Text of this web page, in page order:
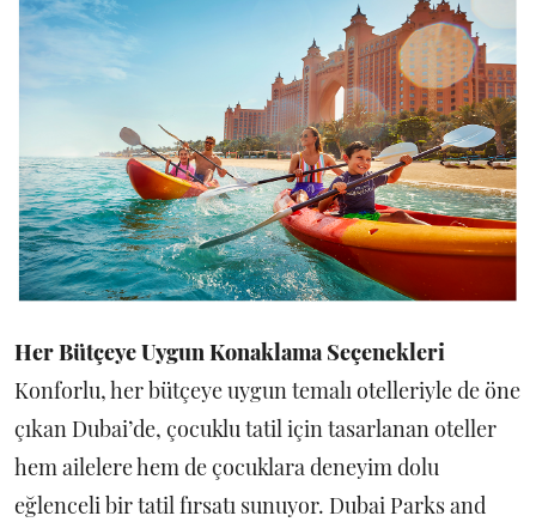
Her Bütçeye Uygun Konaklama Seçenekleri
Konforlu, her bütçeye uygun temalı otelleriyle de öne
çıkan Dubai’de, çocuklu tatil için tasarlanan oteller
hem ailelere hem de çocuklara deneyim dolu
eğlenceli bir tatil fırsatı sunuyor. Dubai Parks and